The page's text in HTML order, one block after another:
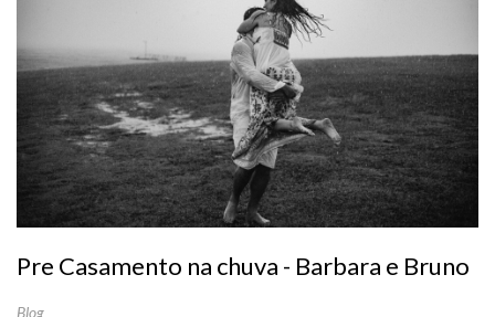
Pre Casamento na chuva - Barbara e Bruno
Blog